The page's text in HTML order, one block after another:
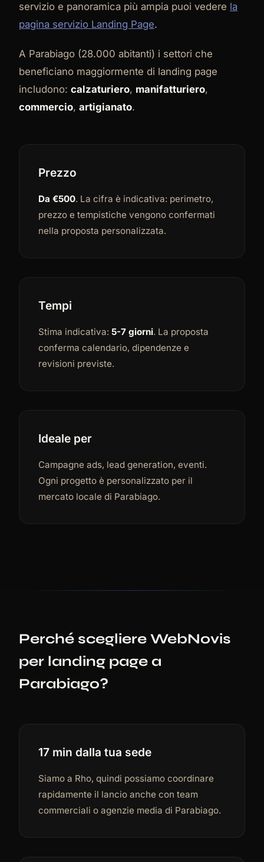
servizio e panoramica più ampia puoi vedere la
pagina servizio Landing Page.
A Parabiago (28.000 abitanti) i settori che
beneficiano maggiormente di landing page
includono: calzaturiero, manifatturiero,
commercio, artigianato.
Prezzo
Da €500. La cifra è indicativa: perimetro,
prezzo e tempistiche vengono confermati
nella proposta personalizzata.
Tempi
Stima indicativa: 5-7 giorni. La proposta
conferma calendario, dipendenze e
revisioni previste.
Ideale per
Campagne ads, lead generation, eventi.
Ogni progetto è personalizzato per il
mercato locale di Parabiago.
Perché scegliere WebNovis
per landing page a
Parabiago?
17 min dalla tua sede
Siamo a Rho, quindi possiamo coordinare
rapidamente il lancio anche con team
commerciali o agenzie media di Parabiago.